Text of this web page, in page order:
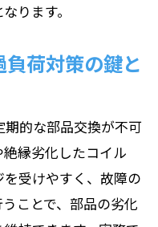
ります。
荷対策の鍵と
的な部品交換が不可
縁劣化したコイル
受けやすく、故障の
ことで、部品の劣化